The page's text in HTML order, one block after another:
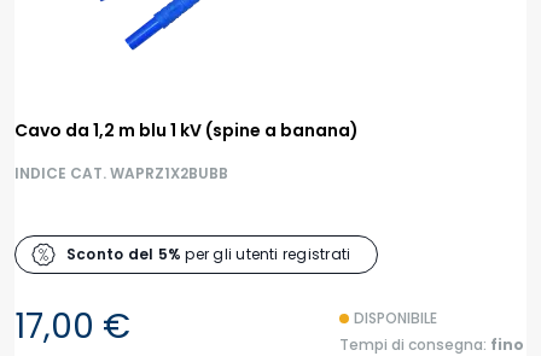
Cavo da 1,2 m blu 1 kV (spine a banana)
INDICE CAT. WAPRZ1X2BUBB
Sconto del 5% per gli utenti registrati
17,00 €
DISPONIBILE
Tempi di consegna: fino